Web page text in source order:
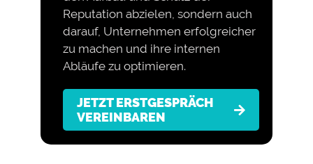
Reputation abzielen, sondern auch
darauf, Unternehmen erfolgreicher
zu machen und ihre internen
Abläufe zu optimieren.
JETZT ERSTGESPRÄCH
VEREINBAREN